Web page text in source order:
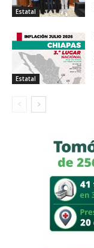
Estatal
Estatal